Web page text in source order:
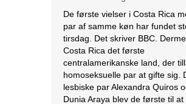
De første vielser i Costa Rica
par af samme køn har fundet
tirsdag. Det skriver BBC.
Costa Rica det første
centralamerikanske land, der
homoseksuelle par at gifte sig.
lesbiske par Alexandra Quiros
Dunia Araya blev de første til at